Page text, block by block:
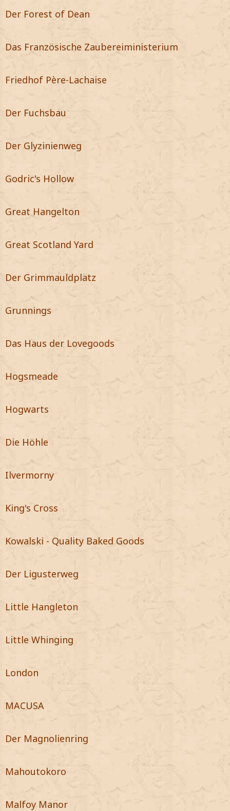
Der Forest of Dean
Das Französische Zaubereiministerium
Friedhof Père-Lachaise
Der Fuchsbau
Der Glyzinienweg
Godric's Hollow
Great Hangelton
Great Scotland Yard
Der Grimmauldplatz
Grunnings
Das Haus der Lovegoods
Hogsmeade
Hogwarts
Die Höhle
Ilvermorny
King's Cross
Kowalski - Quality Baked Goods
Der Ligusterweg
Little Hangleton
Little Whinging
London
MACUSA
Der Magnolienring
Mahoutokoro
Malfoy Manor